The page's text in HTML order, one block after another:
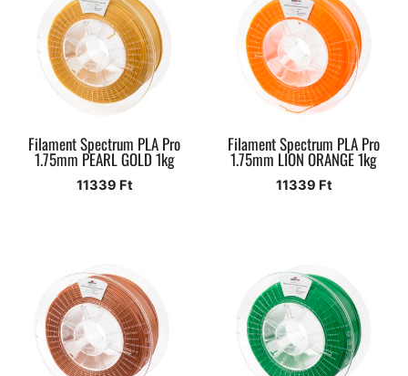
Filament Spectrum PLA Pro
1.75mm PEARL GOLD 1kg
11339 Ft
Filament Spectrum PLA Pro
1.75mm LION ORANGE 1kg
11339 Ft